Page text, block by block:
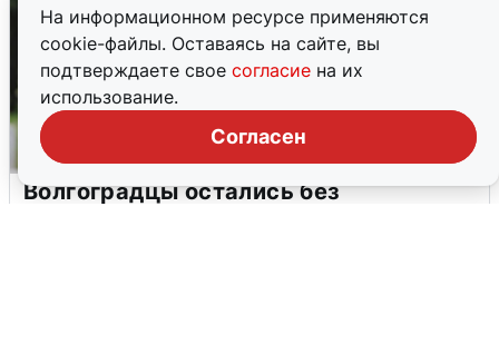
На информационном ресурсе применяются
cookie-файлы. Оставаясь на сайте, вы
подтверждаете свое согласие на их
использование.
Согласен
Волгоградцы остались без